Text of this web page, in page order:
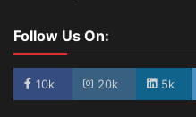
Follow Us On:
10k 20k 5k